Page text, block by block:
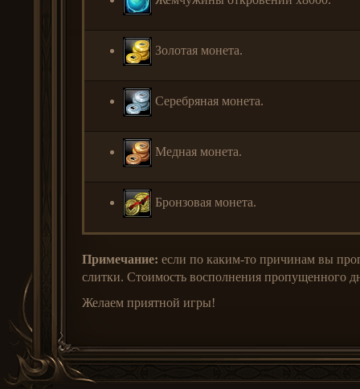
Золотая монета.
Серебряная монета.
Медная монета.
Бронзовая монета.
Примечание: если по каким-то причинам вы
слитки. Стоимость восполнения пропущенного
Желаем приятной игры!